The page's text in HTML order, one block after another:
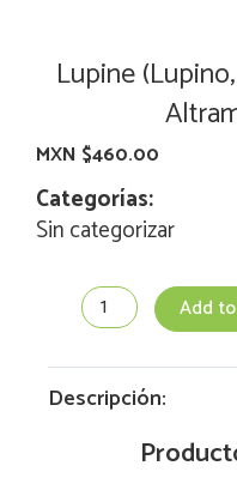
Lupine
MXN $460.00
Categorías:
Sin categorizar
(Lupino,
de
los
Add
Descripción: